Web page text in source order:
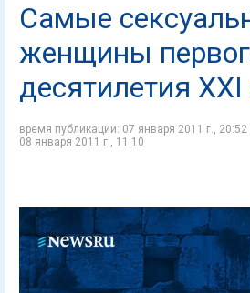
Самые
женщины
десятилетия XXI
время публикации: 07 января 2011 г.,
08 января 2011 г., 11:10